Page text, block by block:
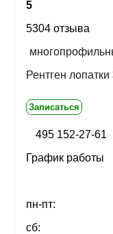
5
5304 отзыва
Рентген лопатки
Записаться
495 152-27-61
График работы
пн-пт:
сб: